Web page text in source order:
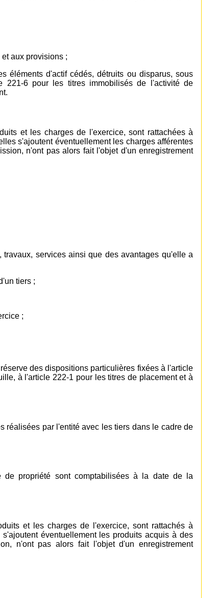
aux provisions ;
éléments d'actif cédés, détruits ou disparus, sous
221-6 pour les titres immobilisés de l'activité de
et les charges de l'exercice, sont rattachées à
s'ajoutent éventuellement les charges afférentes
n'ont pas alors fait l'objet d'un enregistrement
services ainsi que des avantages qu'elle a
tiers ;
;
des dispositions particulières fixées à l'article
à l'article 222-1 pour les titres de placement et à
réalisées par l'entité avec les tiers dans le cadre de
de propriété sont comptabilisées à la date de la
et les charges de l'exercice, sont rattachés à
éventuellement les produits acquis à des
n'ont pas alors fait l'objet d'un enregistrement